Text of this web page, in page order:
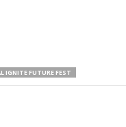
IGNITE FUTURE FEST